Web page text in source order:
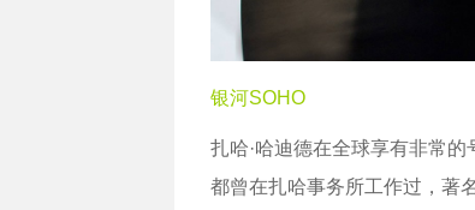
银河SOHO
扎哈·哈迪德在全球享有非常
都曾在扎哈事务所工作过，著